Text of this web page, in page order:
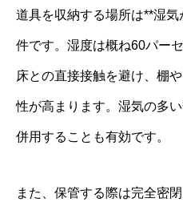
道具を収納する場所は**湿
件です。湿度は概ね60パー
床との直接接触を避け、棚
性が高まります。湿気の多
併用することも有効です。
また、保管する際は完全密